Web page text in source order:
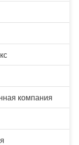
компания